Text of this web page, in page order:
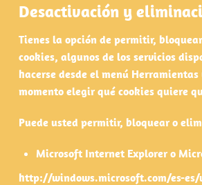
Desactivación y
Tienes la opción de permitir,
cookies, algunos de los servicios
hacerse desde el menú
momento elegir qué cookies quiere
Puede usted permitir, bloquear o
Microsoft Internet Explorer o
http://windows.microsoft.com/es-